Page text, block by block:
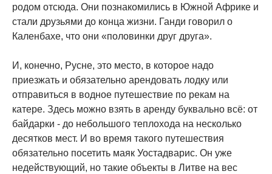
родом отсюда. Они познакомились в Южной Африке и
стали друзьями до конца жизни. Ганди говорил о
Каленбахе, что они «половинки друг друга».
И, конечно, Русне, это место, в которое надо
приезжать и обязательно арендовать лодку или
отправиться в водное путешествие по рекам на
катере. Здесь можно взять в аренду буквально всё: от
байдарки - до небольшого теплохода на несколько
десятков мест. И во время такого путешествия
обязательно посетить маяк Уостадварис. Он уже
недействующий, но такие объекты в Литве на вес